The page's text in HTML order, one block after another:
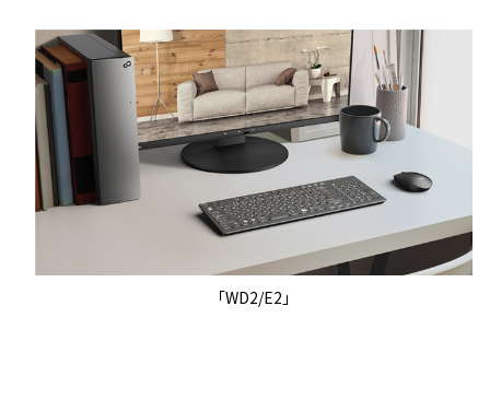
「WD2/E2」